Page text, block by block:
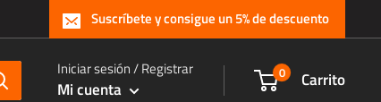
Suscríbete y consigue un 5% de descuento
Iniciar sesión / Registrar
Mi cuenta
0 Carrito